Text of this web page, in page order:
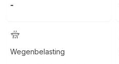
-
Wegenbelasting